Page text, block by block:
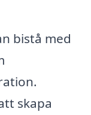
bistå med
skapa